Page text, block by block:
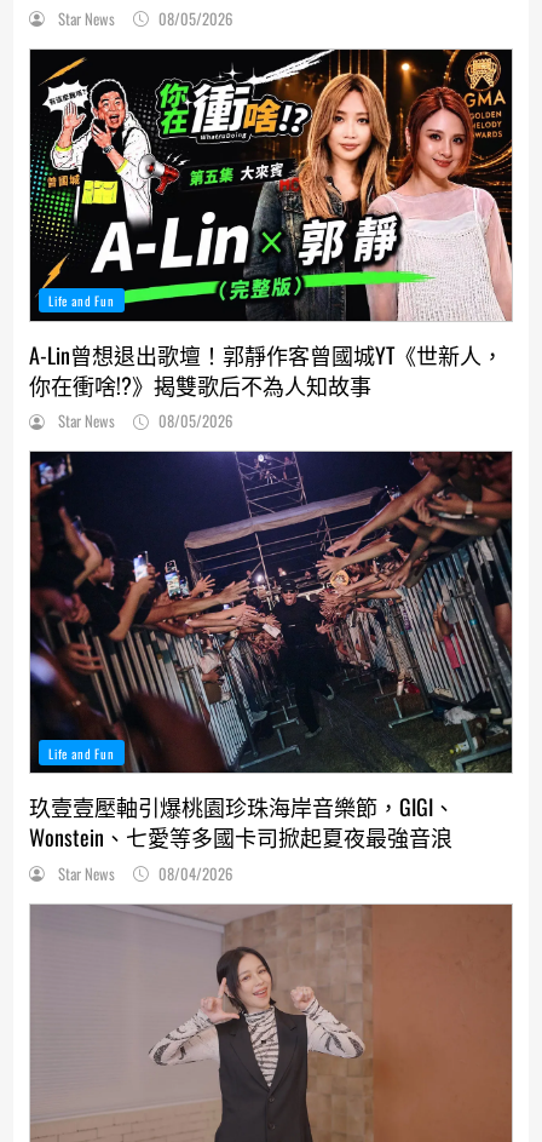
Star News 08/05/2026
Life and Fun
A-Lin曾想退出歌壇！郭靜作客曾國城YT《世新人，
你在衝啥!?》揭雙歌后不為人知故事
Star News 08/05/2026
Life and Fun
玖壹壹壓軸引爆桃園珍珠海岸音樂節，GIGI、
Wonstein、七愛等多國卡司掀起夏夜最強音浪
Star News 08/04/2026